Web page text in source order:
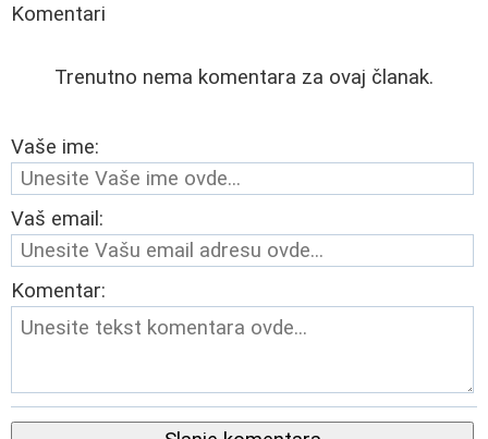
Komentari
Trenutno nema komentara za ovaj članak.
Vaše ime:
Vaš email:
Komentar: